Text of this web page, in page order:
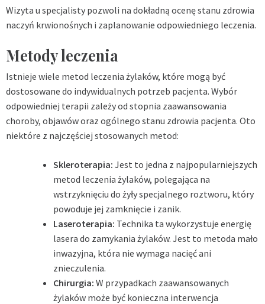
Wizyta u specjalisty pozwoli na dokładną ocenę stanu zdrowia
naczyń krwionośnych i zaplanowanie odpowiedniego leczenia.
Metody leczenia
Istnieje wiele metod leczenia żylaków, które mogą być
dostosowane do indywidualnych potrzeb pacjenta. Wybór
odpowiedniej terapii zależy od stopnia zaawansowania
choroby, objawów oraz ogólnego stanu zdrowia pacjenta. Oto
niektóre z najczęściej stosowanych metod:
Skleroterapia: Jest to jedna z najpopularniejszych
metod leczenia żylaków, polegająca na
wstrzyknięciu do żyły specjalnego roztworu, który
powoduje jej zamknięcie i zanik.
Laseroterapia: Technika ta wykorzystuje energię
lasera do zamykania żylaków. Jest to metoda mało
inwazyjna, która nie wymaga nacięć ani
znieczulenia.
Chirurgia: W przypadkach zaawansowanych
żylaków może być konieczna interwencja